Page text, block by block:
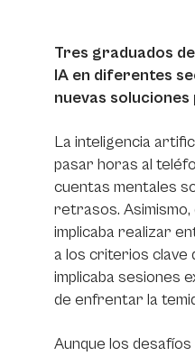
Tres graduados
IA en diferentes
nuevas
La inteligencia
pasar horas al
cuentas mentales
retrasos. Asimismo,
implicaba realizar
a los criterios clave
implicaba sesiones
de enfrentar la
Aunque los